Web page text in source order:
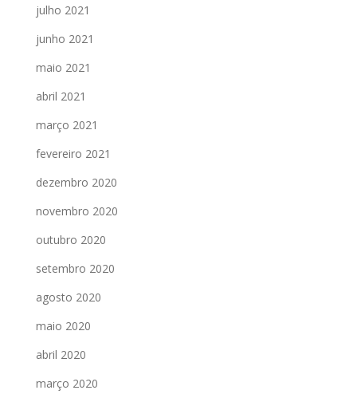
julho 2021
junho 2021
maio 2021
abril 2021
março 2021
fevereiro 2021
dezembro 2020
novembro 2020
outubro 2020
setembro 2020
agosto 2020
maio 2020
abril 2020
março 2020